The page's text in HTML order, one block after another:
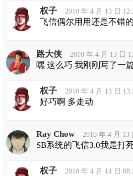
权子 2010 年 4 月 13 日
飞信偶尔用用还是不错的
路大侠 2010 年 4 月 13 日
嘿 这么巧 我刚刚写了一
权子 2010 年 4 月 13 日
好巧啊 多走动
Ray Chow 2010 年 4 月 13
SB系统的飞信3.0我是打
权子 2010 年 4 月 14 日